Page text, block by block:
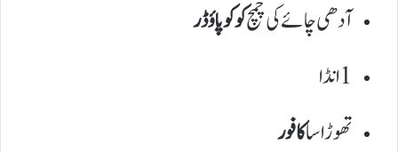
آدھی چائے کی چمچکوکو پاؤڈر
1 انڈا
تھوڑا ساکافور